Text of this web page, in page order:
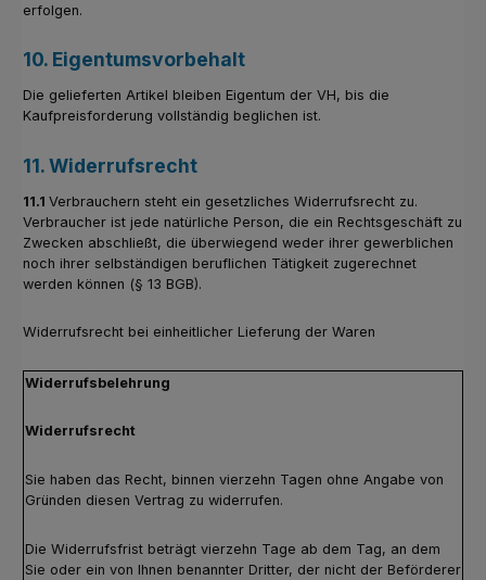
erfolgen.
10. Eigentumsvorbehalt
Die gelieferten Artikel bleiben Eigentum der VH, bis die
Kaufpreisforderung vollständig beglichen ist.
11. Widerrufsrecht
11.1 Verbrauchern steht ein gesetzliches Widerrufsrecht zu.
Verbraucher ist jede natürliche Person, die ein Rechtsgeschäft zu
Zwecken abschließt, die überwiegend weder ihrer gewerblichen
noch ihrer selbständigen beruflichen Tätigkeit zugerechnet
werden können (§ 13 BGB).
Widerrufsrecht bei einheitlicher Lieferung der Waren
Widerrufsbelehrung
Widerrufsrecht
Sie haben das Recht, binnen vierzehn Tagen ohne Angabe von
Gründen diesen Vertrag zu widerrufen.
Die Widerrufsfrist beträgt vierzehn Tage ab dem Tag, an dem
Sie oder ein von Ihnen benannter Dritter, der nicht der Beförderer